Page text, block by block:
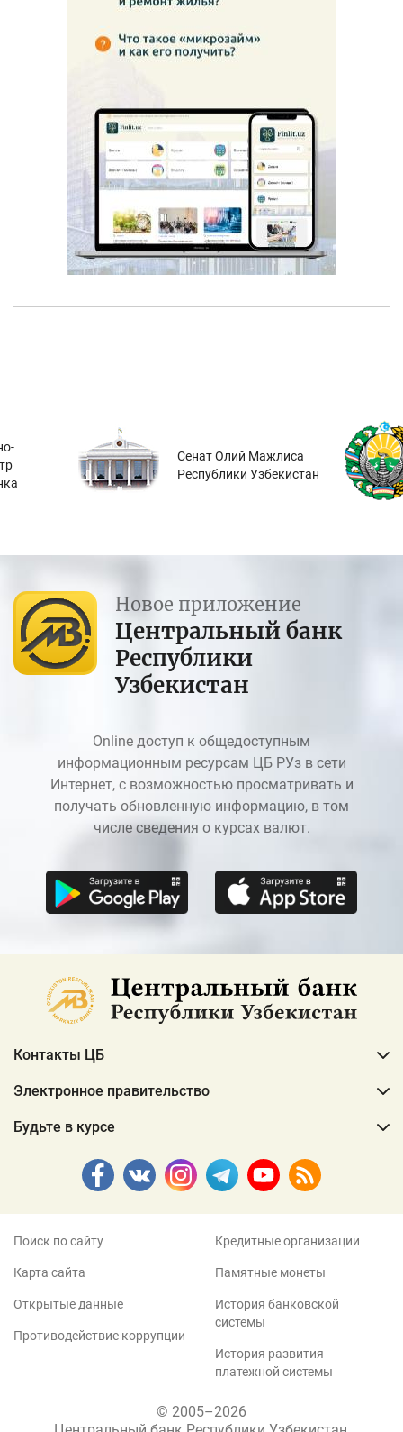
Сенат Олий Мажлиса
Республики Узбекистан
Новое приложение
Центральный банк
Республики
Узбекистан
Online доступ к общедоступным
информационным ресурсам ЦБ РУз в сети
Интернет, с возможностью просматривать и
получать обновленную информацию, в том
числе сведения о курсах валют.
Контакты ЦБ
Электронное правительство
Будьте в курсе
Поиск по сайту
Карта сайта
Открытые данные
Противодействие коррупции
Кредитные организации
Памятные монеты
История банковской
системы
История развития
платежной системы
© 2005–2026